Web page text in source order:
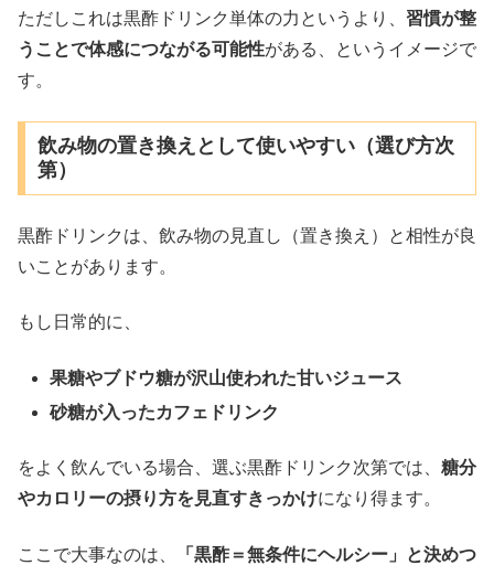
ただしこれは黒酢ドリンク単体の力というより、 習慣が整
うことで体感につながる可能性がある、というイメージで
す。
飲み物の置き換えとして使いやすい（選び方次
第）
黒酢ドリンクは、飲み物の見直し（置き換え）と相性が良
いことがあります。
もし日常的に、
果糖やブドウ糖が沢山使われた甘いジュース
砂糖が入ったカフェドリンク
をよく飲んでいる場合、選ぶ黒酢ドリンク次第では、 糖分
やカロリーの摂り方を見直すきっかけになり得ます。
ここで大事なのは、
「黒酢＝無条件にヘルシー」と決めつ